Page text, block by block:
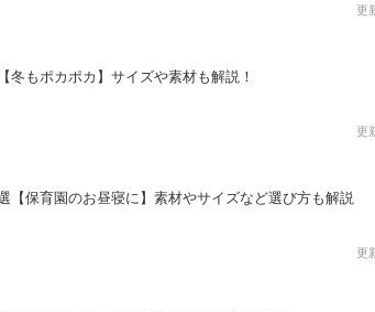
更
冬もポカポカ】サイズや素材も解説！
更
【保育園のお昼寝に】素材やサイズなど選び方も解説
更